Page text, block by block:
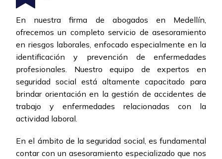
En nuestra firma de abogados en Medellín,
ofrecemos un completo servicio de asesoramiento
en riesgos laborales, enfocado especialmente en la
identificación y prevención de enfermedades
profesionales. Nuestro equipo de expertos en
seguridad social está altamente capacitado para
brindar orientación en la gestión de accidentes de
trabajo y enfermedades relacionadas con la
actividad laboral.
En el ámbito de la seguridad social, es fundamental
contar con un asesoramiento especializado que nos